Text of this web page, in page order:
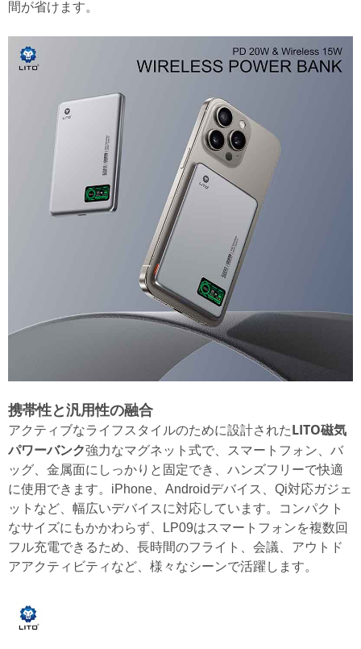
間が省けます。
携帯性と汎用性の融合
アクティブなライフスタイルのために設計されたLITO磁気
パワーバンク強力なマグネット式で、スマートフォン、バ
ッグ、金属面にしっかりと固定でき、ハンズフリーで快適
に使用できます。iPhone、Androidデバイス、Qi対応ガジェ
ットなど、幅広いデバイスに対応しています。コンパクト
なサイズにもかかわらず、LP09はスマートフォンを複数回
フル充電できるため、長時間のフライト、会議、アウトド
アアクティビティなど、様々なシーンで活躍します。